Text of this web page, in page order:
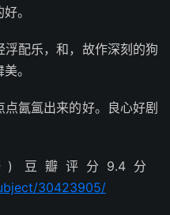
。
配乐，和，故作深刻的狗
。
氤氲出来的好。良心好剧
豆瓣评分9.4分
30423905/